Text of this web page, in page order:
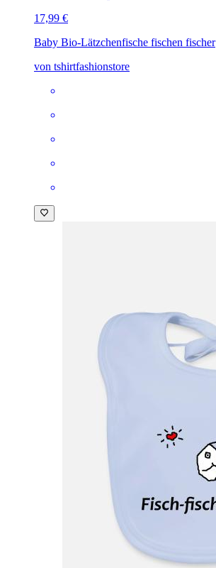
17,99 €
Baby Bio-Lätzchenfische fischen fischer
von tshirtfashionstore